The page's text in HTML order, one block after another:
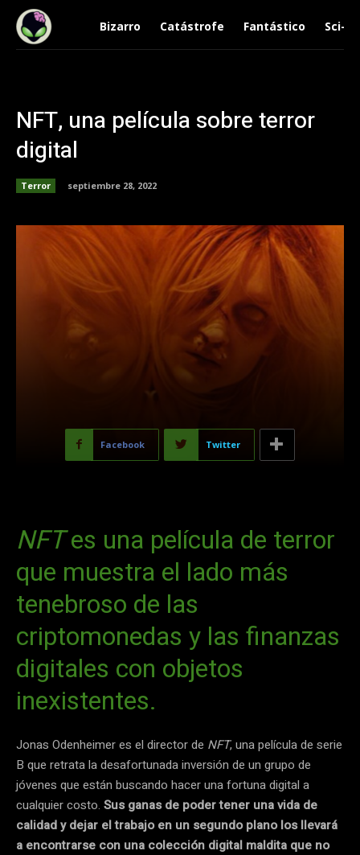
Bizarro Catástrofe Fantástico Sci-Fi
NFT, una película sobre terror
digital
Terror septiembre 28, 2022
Facebook Twitter
NFTes una película de terror
que muestra el lado más
tenebroso de las
criptomonedas y las finanzas
digitales con objetos
inexistentes.
Jonas Odenheimer es el director de NFT, una película de serie
B que retrata la desafortunada inversión de un grupo de
jóvenes que están buscando hacer una fortuna digital a
cualquier costo. Sus ganas de poder tener una vida de
calidad y dejar el trabajo en un segundo plano los llevará
a encontrarse con una colección digital maldita que no